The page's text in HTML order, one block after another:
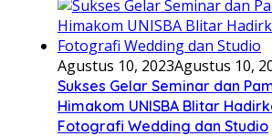
Agustus 10, 2023Agustus 10,
Sukses Gelar Seminar dan
Himakom UNISBA Blitar
Fotografi Wedding dan Studio